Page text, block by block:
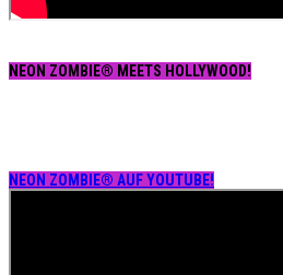
NEON ZOMBIE® MEETS HOLLYWOOD!
NEON ZOMBIE® AUF YOUTUBE!